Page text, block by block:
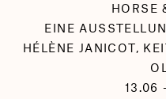
HORSE
EINE
HÉLÈNE JANICOT,
13.06